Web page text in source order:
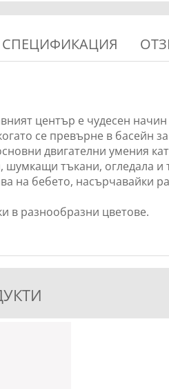
СПЕЦИФИКАЦИЯ
център е чудесен
се превърне в басейн
двигателни умения
шумкащи тъкани, огледала и
на бебето, насърчавайки
в разнообразни цветове.